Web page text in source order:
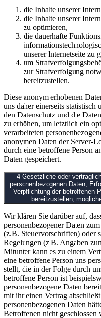
die Inhalte unserer
die Inhalte unserer
zu optimieren,
die dauerhafte
unserer Internetseite zu
um
zur Strafverfolgung
bereitzustellen.
Diese anonym erhobenen
uns daher einerseits
den Datenschutz und die
zu erhöhen, um letztlich ein
verarbeiteten
anonymen Daten der Server-
durch eine betroffene Person
Daten gespeichert.
4 Gesetzliche oder
personenbezogenen Daten;
Verpflichtung der betroffenen
bereitzustellen;
Wir klären Sie darüber auf,
personenbezogener Daten
(z.B. Steuervorschriften) oder
Regelungen (z.B. Angaben
Mitunter kann es zu einem
eine betroffene Person uns
stellt, die in der Folge durch
betroffene Person ist
personenbezogene Daten
mit ihr einen Vertrag
personenbezogenen Daten
Betroffenen nicht geschlossen